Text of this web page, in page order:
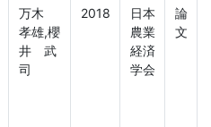
万木
孝雄,櫻
井 武
司
2018
日本
農業
経済
学会
論
文